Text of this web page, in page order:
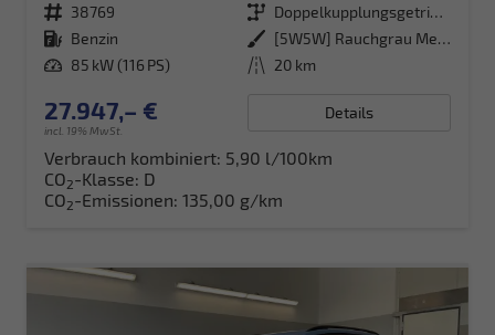
Fahrzeugnr. 38769 Getriebe
Doppelkupplungsgetriebe (DSG)
Kraftstoff Benzin Außenfarbe
[5W5W] Rauchgrau Metallic
Leistung 85 kW (116 PS) Kilometerstand 20 km
27.947,– €
incl. 19% MwSt.
Details
Verbrauch kombiniert: 5,90 l/100km
CO2-Klasse: D
CO2-Emissionen: 135,00 g/km